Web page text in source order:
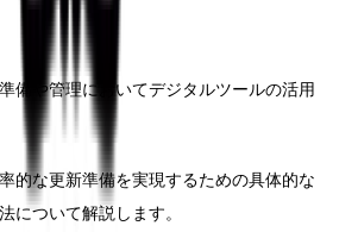
備や管理においてデジタルツールの活用
的な更新準備を実現するための具体的な
について解説します。